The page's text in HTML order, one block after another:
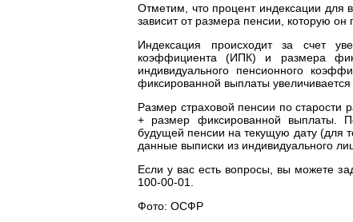
Отметим, что процент индексации для
зависит от размера пенсии, которую он
Индексация происходит за счет
коэффициента (ИПК) и размера
индивидуального пенсионного
фиксированной выплаты
Размер страховой пенсии по
+ размер фиксированной выплаты.
будущей пенсии на текущую дату (для
данные выписки из индивидуального
Если у вас есть вопросы, вы можете
100-00-01.
Фото: ОСФР